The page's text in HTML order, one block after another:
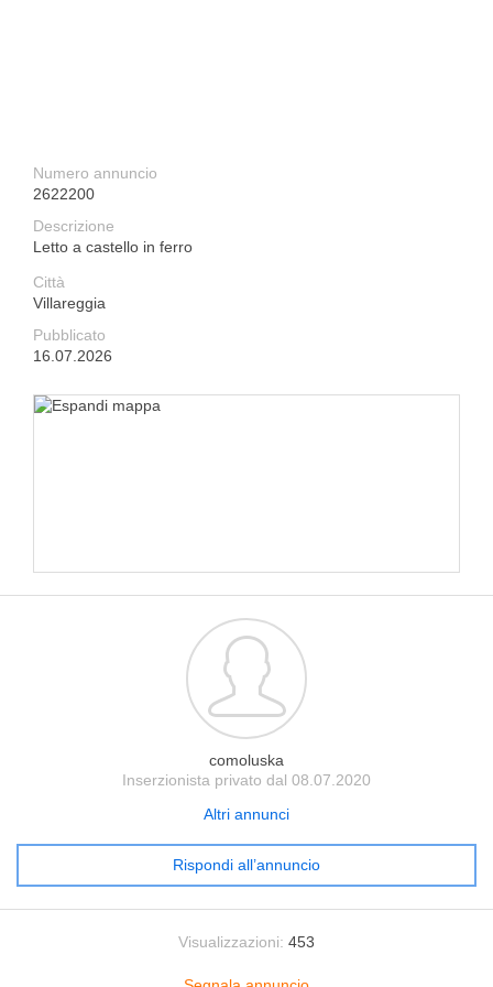
Numero annuncio
2622200
Descrizione
Letto a castello in ferro
Città
Villareggia
Pubblicato
16.07.2026
comoluska
Inserzionista privato dal 08.07.2020
Altri annunci
Rispondi all’annuncio
Visualizzazioni: 453